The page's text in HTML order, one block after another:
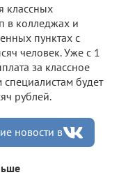
классных
в колледжах и
пунктах с
человек. Уже с 1
за классное
специалистам будет
рублей.
новости в